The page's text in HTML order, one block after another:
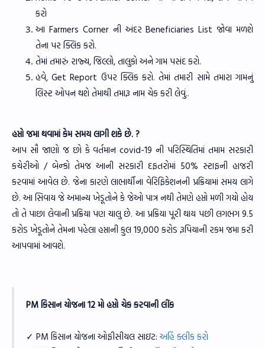
કરો
આ Farmers Corner ની અંદર Beneficiaries List જોવા મળશે
તેના પર ક્લિક કરો.
તેમાં તમારું રાજ્ય, જિલ્લો, તાલુકો અને ગામ પસંદ કરો.
હવે, Get Report ઉપર ક્લિક કરો. તેમાં તમારી સામે તમારા ગામનું
લિસ્ટ ઓપન થશે તેમાથી તમારૂ નામ ચેક કરી લેવું..
હપ્તો જમા થવામાં કેમ સમય લાગી શકે છે. ?
આપ સૌ જાણો જ છો કે વર્તમાન covid-19 ની પરિસ્થિતિમાં તમામ સરકારી
કચેરીઓ / બેન્કો તેમજ આની સરકારી દફતરોમાં 50% સ્ટાફની હાજરી
કરવામાં આવેલ છે. જેના કારણે લાભાર્થીના વેરિફિકેશનની પ્રક્રિયામાં સમય લાગે
છે. આ સિવાય જે અમાન્ય ખેડૂતોને કે જેઓ પાત્ર નથી તેમણે હપ્તો મળી ગયો હોય
તો તે પાછા લેવાની પ્રક્રિયા પણ ચાલુ છે. આ પ્રક્રિયા પૂરી થાય પછી લગભગ 9.5
કરોડ ખેડૂતોને તેમના પહેલા હપ્તાની કુલ 19,000 કરોડ રૂપિયાની રકમ જમા કરી
આપવામાં આવશે.
PM કિસાન યોજના 12 મો હપ્તો ચેક કરવાની લીંક
✓ PM કિસાન યોજના ઓફીસીયલ સાઇટ: અહિં ક્લીક કરો